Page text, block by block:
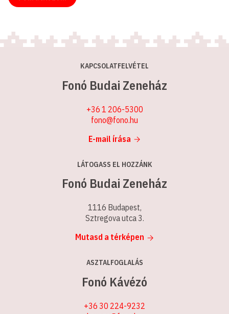
KAPCSOLATFELVÉTEL
Fonó Budai Zeneház
+36 1 206-5300
fono@fono.hu
E-mail írása
LÁTOGASS EL HOZZÁNK
Fonó Budai Zeneház
1116 Budapest,
Sztregova utca 3.
Mutasd a térképen
ASZTALFOGLALÁS
Fonó Kávézó
+36 30 224-9232